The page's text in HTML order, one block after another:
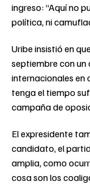
ingreso: “Aquí no
política, ni
Uribe insistió en
septiembre con
internacionales en
tenga el tiempo
campaña de
El expresidente
candidato, el
amplia, como
cosa son los